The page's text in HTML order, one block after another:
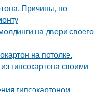
Причины, по
на двери своего
на потолке.
гипсокартона своими
гипсокартоном